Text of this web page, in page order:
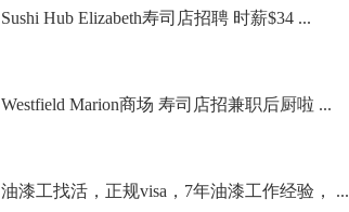
Sushi Hub Elizabeth寿司店招聘 时薪$34 ...
Westfield Marion商场 寿司店招兼职后厨啦 ...
油漆工找活，正规visa，7年油漆工作经验， ...